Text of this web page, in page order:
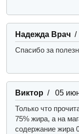
Надежда Врач/
Спасибо за
Виктор/ 05
Только что
75% жира, а на
содержание жира